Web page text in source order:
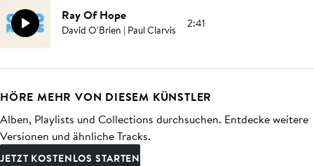
Ray Of Hope
David O'Brien | Paul Clarvis 2:41
HÖRE MEHR VON DIESEM KÜNSTLER
Alben, Playlists und Collections durchsuchen. Entdecke weitere
Versionen und ähnliche Tracks.
JETZT KOSTENLOS STARTEN